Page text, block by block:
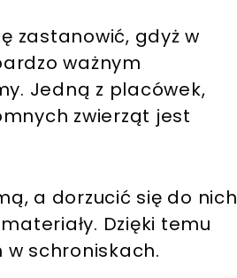
zastanowić, gdyż w
ważnym
Jedną z placówek,
zwierząt jest
a dorzucić się do nich
Dzięki temu
schroniskach.